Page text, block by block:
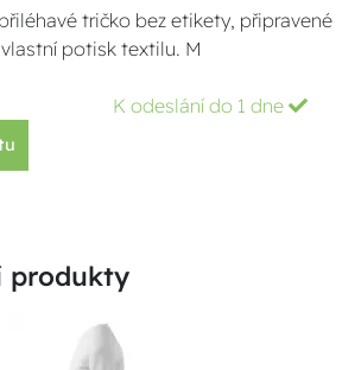
tričko bez etikety, připravené
potisk textilu. M
K odeslání do 1 dne
produkty